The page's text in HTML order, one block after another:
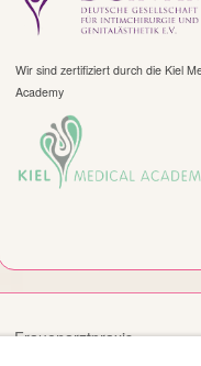
Wir sind zertifiziert durch die Kiel
Academy
Frauenarztpraxis